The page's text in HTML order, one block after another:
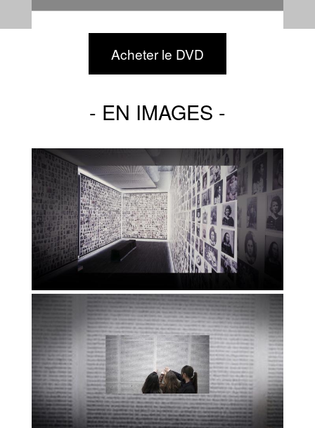
Acheter le DVD
EN IMAGES